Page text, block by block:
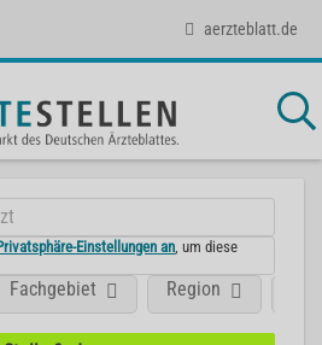
aerzteblatt.de
Einstellungen an , um diese
Fachgebiet Region